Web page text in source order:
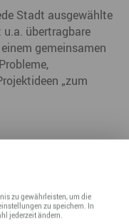
Stadt ausgewählte
übertragbare
gemeinsamen
„zum
zu gewährleisten, um die
zu speichern. In
jederzeit ändern.